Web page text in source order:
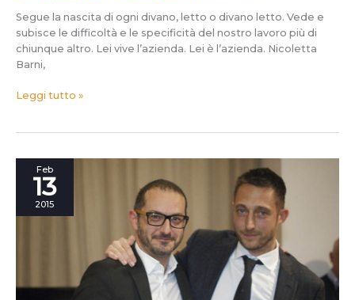
Segue la nascita di ogni divano, letto o divano letto. Vede e
subisce le difficoltà e le specificità del nostro lavoro più di
chiunque altro. Lei vive l’azienda. Lei è l’azienda. Nicoletta
Barni,
Leggi tutto »
Feb
13
2015
Berto40:
Fabio
Asnaghi,
porta